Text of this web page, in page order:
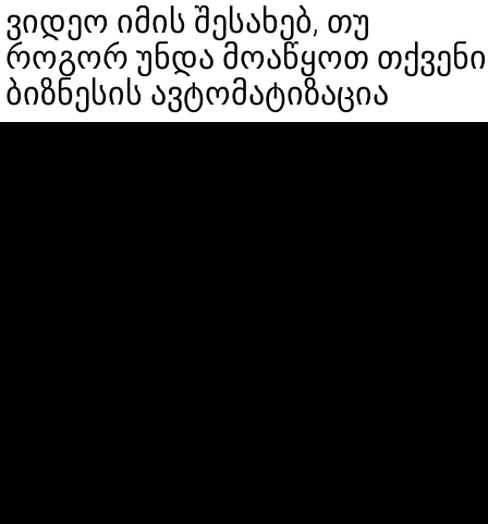
ვიდეო იმის შესახებ, თუ
როგორ უნდა მოაწყოთ თქვენი
ბიზნესის ავტომატიზაცია